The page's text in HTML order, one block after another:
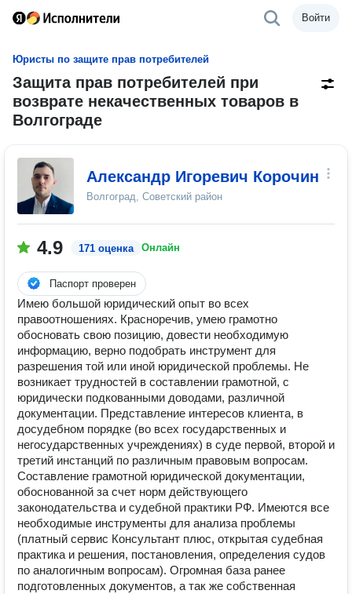
Войти
Юристы по защите прав потребителей
Защита прав потребителей при
возврате некачественных товаров в
Волгограде
Александр Игоревич Корочин
Волгоград, Советский район
4.9 171 оценка Онлайн
Паспорт проверен
Имею большой юридический опыт во всех
правоотношениях. Красноречив, умею грамотно
обосновать свою позицию, довести необходимую
информацию, верно подобрать инструмент для
разрешения той или иной юридической проблемы. Не
возникает трудностей в составлении грамотной, с
юридически подкованными доводами, различной
документации. Представление интересов клиента, в
досудебном порядке (во всех государственных и
негосударственных учреждениях) в суде первой, второй и
третий инстанций по различным правовым вопросам.
Составление грамотной юридической документации,
обоснованной за счет норм действующего
законодательства и судебной практики РФ. Имеются все
необходимые инструменты для анализа проблемы
(платный сервис Консультант плюс, открытая судебная
практика и решения, постановления, определения судов
по аналогичным вопросам). Огромная база ранее
подготовленных документов, а так же собственная